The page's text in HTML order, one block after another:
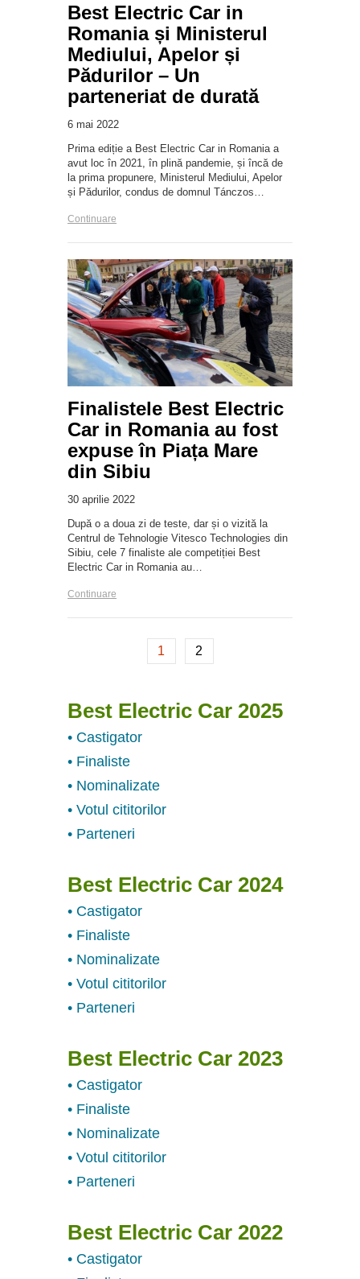
Best Electric Car in
Romania și Ministerul
Mediului, Apelor și
Pădurilor – Un
parteneriat de durată
6 mai 2022
Prima ediție a Best Electric Car in Romania a
avut loc în 2021, în plină pandemie, și încă de
la prima propunere, Ministerul Mediului, Apelor
și Pădurilor, condus de domnul Tánczos…
Continuare
Finalistele Best Electric
Car in Romania au fost
expuse în Piața Mare
din Sibiu
30 aprilie 2022
După o a doua zi de teste, dar și o vizită la
Centrul de Tehnologie Vitesco Technologies din
Sibiu, cele 7 finaliste ale competiției Best
Electric Car in Romania au…
Continuare
1 2
Best Electric Car 2025
• Castigator
• Finaliste
• Nominalizate
• Votul cititorilor
• Parteneri
Best Electric Car 2024
• Castigator
• Finaliste
• Nominalizate
• Votul cititorilor
• Parteneri
Best Electric Car 2023
• Castigator
• Finaliste
• Nominalizate
• Votul cititorilor
• Parteneri
Best Electric Car 2022
• Castigator